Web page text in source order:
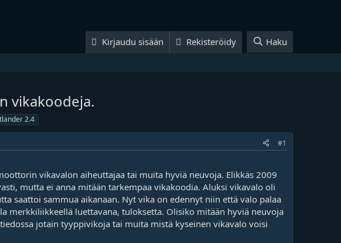
Kirjaudu sisään Rekisteröidy Haku
vikakoodeja.
2.4
#1
vikavalon aiheuttajaa tai muita hyviä neuvoja. Elikkäs 2009
mutta ei anna mitään tarkempaa vikakoodia. Aluksi vikavalo oli
saattoi sammua aikanaan. Nyt vika on edennyt niin että valo palaa
merkkiliikkeellä luettavana, tuloksetta. Olisiko mitään hyviä neuvoja
jotain tyyppivikoja tai muita mistä kyseinen vikavalo voisi